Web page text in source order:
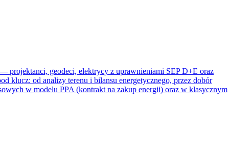
projektanci, geodeci, elektrycy z uprawnieniami SEP D+E oraz
klucz: od analizy terenu i bilansu energetycznego, przez dobór
w modelu PPA (kontrakt na zakup energii) oraz w klasycznym